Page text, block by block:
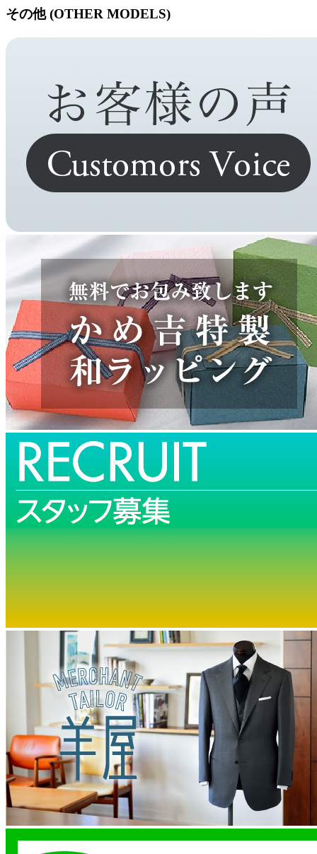
その他 (OTHER MODELS)